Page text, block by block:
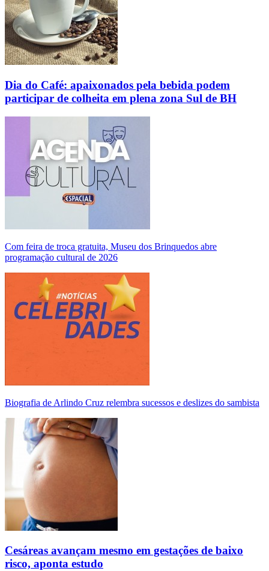
Dia do Café: apaixonados pela bebida podem
participar de colheita em plena zona Sul de BH
Com feira de troca gratuita, Museu dos Brinquedos abre
programação cultural de 2026
Biografia de Arlindo Cruz relembra sucessos e deslizes do sambista
Cesáreas avançam mesmo em gestações de baixo
risco, aponta estudo